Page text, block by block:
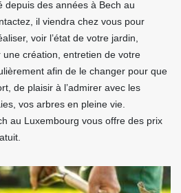
depuis des années à Bech au
il viendra chez vous pour
voir l’état de votre jardin,
création, entretien de votre
afin de le changer pour que
de plaisir à l’admirer avec les
vos arbres en pleine vie.
au Luxembourg vous offre des prix